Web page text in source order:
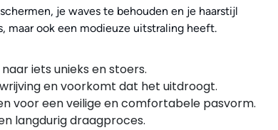
je waves te behouden en je haarstijl
maar ook een modieuze uitstraling heeft.
iets unieks en stoers.
en voorkomt dat het uitdroogt.
voor een veilige en comfortabele pasvorm.
langdurig draagproces.